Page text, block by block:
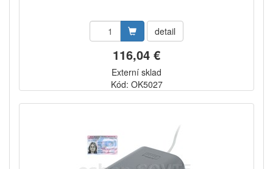
detail
116,04 €
Externí sklad
Kód: OK5027